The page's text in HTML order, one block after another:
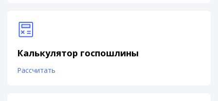
Калькулятор госпошлины
Рассчитать